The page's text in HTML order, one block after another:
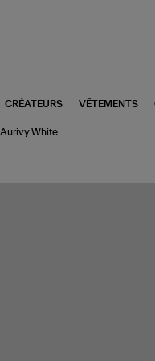
CRÉATEURS VÊTEMENTS
Aurivy White